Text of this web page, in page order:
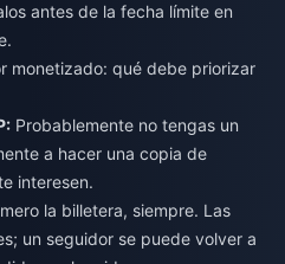
antes de la fecha límite en
monetizado: qué debe priorizar
Probablemente no tengas un
a hacer una copia de
interesen.
la billetera, siempre. Las
un seguidor se puede volver a